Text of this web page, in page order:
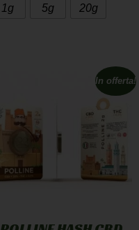
1g 5g 20g
In offerta!